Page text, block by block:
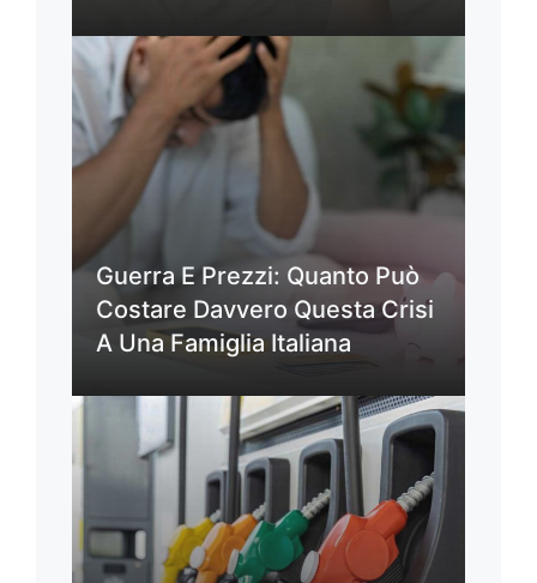
Guerra E Prezzi: Quanto Può
Costare Davvero Questa Crisi
A Una Famiglia Italiana